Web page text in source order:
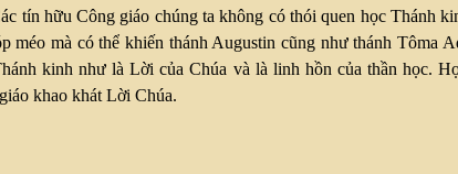
tín hữu Công giáo chúng ta không có thói quen học Thánh
mà có thể khiến thánh Augustin cũng như thánh Tôma
kinh như là Lời của Chúa và là linh hồn của thần học.
khao khát Lời Chúa.